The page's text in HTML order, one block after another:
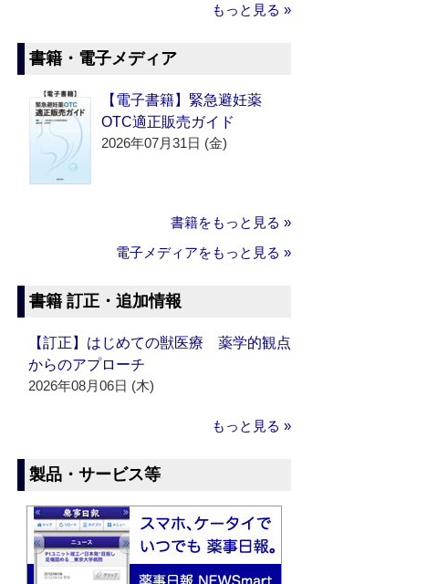
もっと見る »
書籍・電子メディア
【電子書籍】緊急避妊薬
OTC適正販売ガイド
2026年07月31日 (金)
書籍をもっと見る »
電子メディアをもっと見る »
書籍 訂正・追加情報
【訂正】はじめての獣医療 薬学的観点
からのアプローチ
2026年08月06日 (木)
もっと見る »
製品・サービス等